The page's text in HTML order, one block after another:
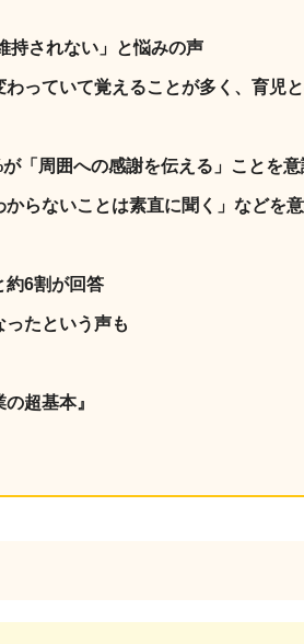
持されない」と悩みの声
っていて覚えることが多く、育児
「周囲への感謝を伝える」ことを意
らないことは素直に聞く」などを
約6割が回答
たという声も
超基本』